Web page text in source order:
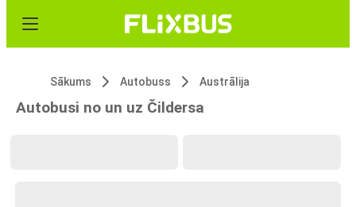
Sākums Autobuss Austrālija
Autobusi no un uz Čildersa